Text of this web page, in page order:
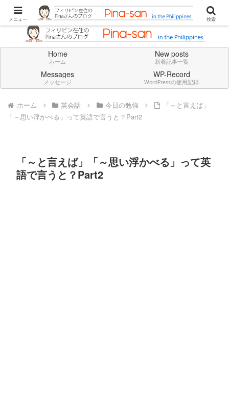
Don't think deeply. Feel always in English.
Home
ホーム
New posts
新着記事一覧
Messages
メッセージ
WP-Record
WordPressの使用記録
ホーム 英会話 今日の勉強
「～と言えば」
「～思い浮かべる」って英語で言うと？Part2
「～と言えば」「～思い浮かべる」って英
語で言うと？Part2
メニュー 検索